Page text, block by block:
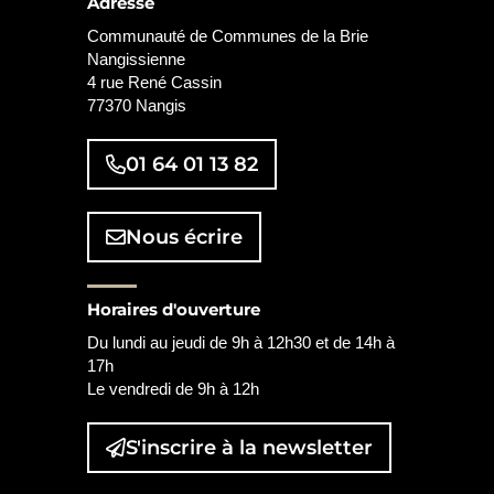
Communauté de Communes de la Brie
Nangissienne
4 rue René Cassin
77370 Nangis
01 64 01 13 82
Nous écrire
Horaires d'ouverture
Du lundi au jeudi de 9h à 12h30 et de 14h à
17h
Le vendredi de 9h à 12h
S'inscrire à la newsletter